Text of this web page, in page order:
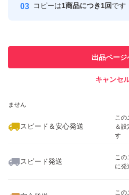
引
での
ません
スピード＆安心発送
この
＆設
す
スピード発送
この
に発
この
コピーは1商品につき1回です
出品ページ
キャンセ